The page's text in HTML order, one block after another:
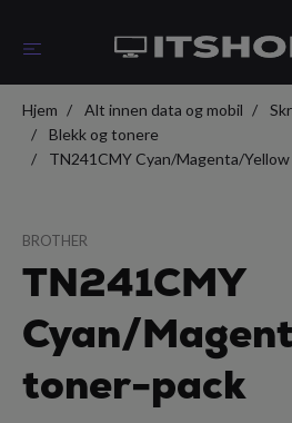
Hjem Alt innen data og mobil
Blekk og tonere
TN241CMY Cyan/Magenta/
BROTHER
TN241CMY
Cyan/
toner-pack